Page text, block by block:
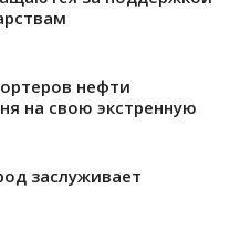
нефти
на свою экстренную
заслуживает